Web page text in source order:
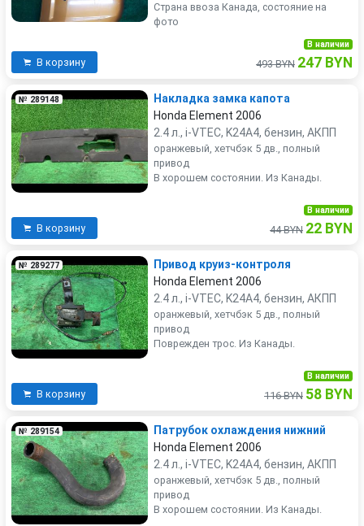
Страна ввоза Канада, состояние на
фото
В корзину
В наличии
493 BYN 247 BYN
№ 289148
Накладка замка капота
Honda Element 2006
2.4 л., i-VTEC, K24A4, бензин, АКПП
оранжевый, хетчбэк 5 дв., полный
привод
В хорошем состоянии. Из Канады.
В корзину
В наличии
44 BYN 22 BYN
№ 289277
Привод круиз-контроля
Honda Element 2006
2.4 л., i-VTEC, K24A4, бензин, АКПП
оранжевый, хетчбэк 5 дв., полный
привод
Поврежден трос. Из Канады.
В корзину
В наличии
116 BYN 58 BYN
№ 289154
Патрубок охлаждения нижний
Honda Element 2006
2.4 л., i-VTEC, K24A4, бензин, АКПП
оранжевый, хетчбэк 5 дв., полный
привод
В хорошем состоянии. Из Канады.